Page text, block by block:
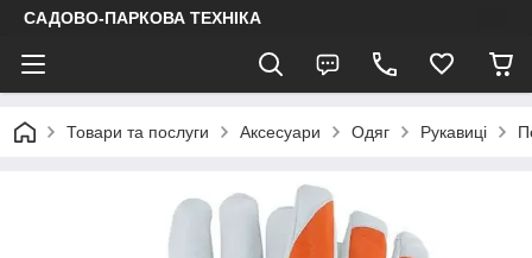
САДОВО-ПАРКОВА ТЕХНІКА
Товари та послуги Аксесуари Одяг Рукавиці